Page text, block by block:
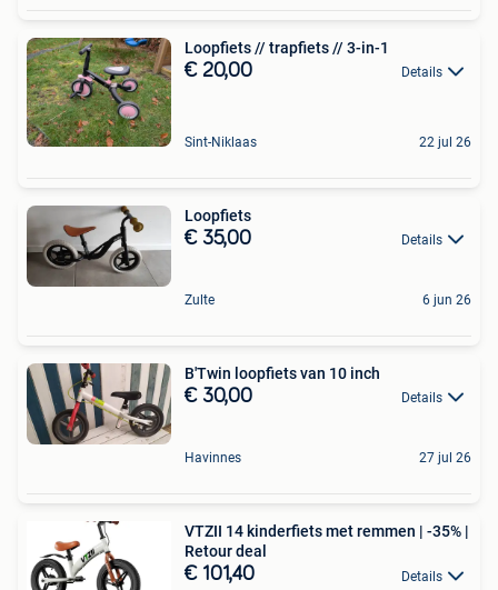
Loopfiets // trapfiets // 3-in-1
€ 20,00 Details
Sint-Niklaas 22 jul 26
Loopfiets
€ 35,00 Details
Zulte 6 jun 26
B'Twin loopfiets van 10 inch
€ 30,00 Details
Havinnes 27 jul 26
VTZII 14 kinderfiets met remmen | -35% |
Retour deal
€ 101,40 Details